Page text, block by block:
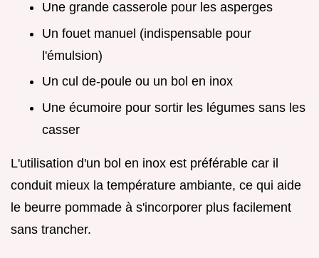
Une grande casserole pour les asperges
Un fouet manuel (indispensable pour
l'émulsion)
Un cul de-poule ou un bol en inox
Une écumoire pour sortir les légumes sans les
casser
L'utilisation d'un bol en inox est préférable car il
conduit mieux la température ambiante, ce qui aide
le beurre pommade à s'incorporer plus facilement
sans trancher.